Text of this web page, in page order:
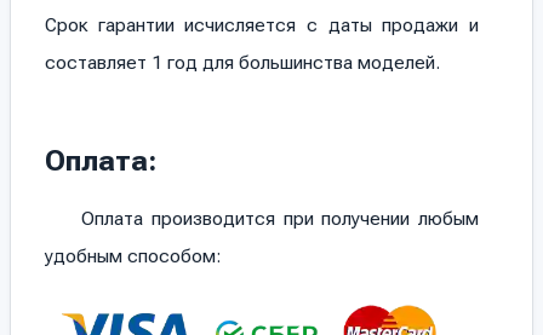
Срок гарантии исчисляется с даты продажи и
составляет 1 год для большинства моделей.
Оплата:
Оплата производится при получении любым
удобным способом: